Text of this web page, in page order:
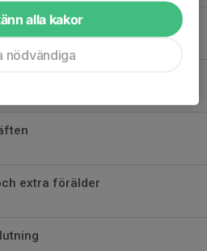
extra förälder
alla kakor
nödvändiga